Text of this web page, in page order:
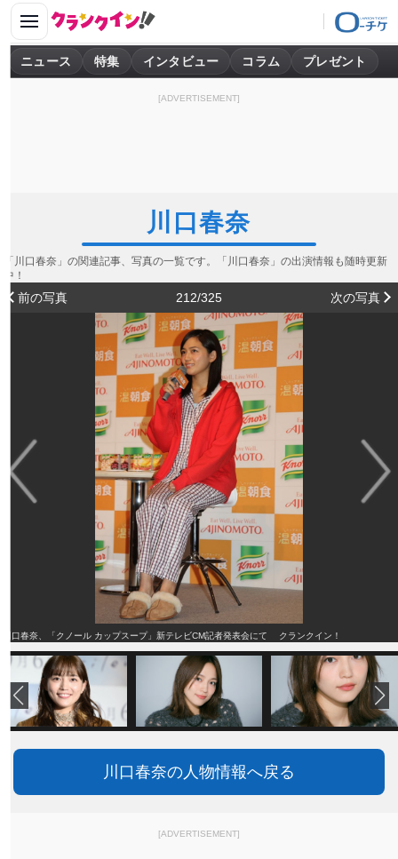
ニュース 特集 インタビュー コラム プレゼント
[ADVERTISEMENT]
川口春奈
「川口春奈」の関連記事、写真の一覧です。「川口春奈」の出演情報も随時更新
中！
前の写真 212/325 次の写真
川口春奈、「クノール カップスープ」新テレビCM記者発表会にて クランクイン！
川口春奈の人物情報へ戻る
[ADVERTISEMENT]